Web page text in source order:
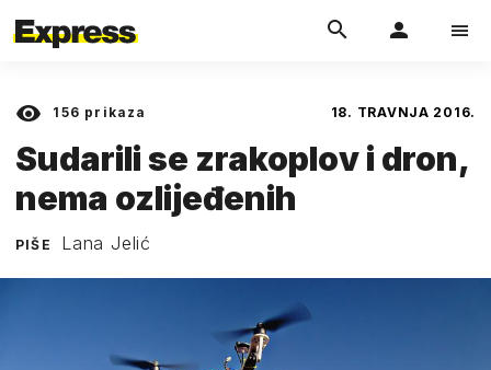
156 prikaza 18. TRAVNJA 2016.
Sudarili se zrakoplov i dron,
nema ozlijeđenih
PIŠE Lana Jelić